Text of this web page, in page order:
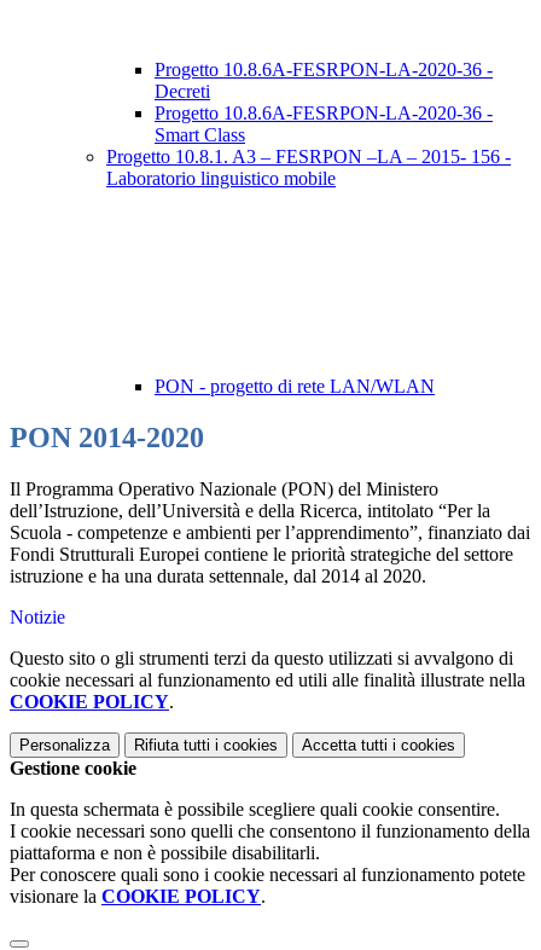
Progetto 10.8.6A-FESRPON-LA-2020-36 -
Decreti
Progetto 10.8.6A-FESRPON-LA-2020-36 -
Smart Class
Progetto 10.8.1. A3 – FESRPON –LA – 2015- 156 -
Laboratorio linguistico mobile
PON - progetto di rete LAN/WLAN
PON 2014-2020
Il Programma Operativo Nazionale (PON) del Ministero
dell’Istruzione, dell’Università e della Ricerca, intitolato “Per la
Scuola - competenze e ambienti per l’apprendimento”, finanziato dai
Fondi Strutturali Europei contiene le priorità strategiche del settore
istruzione e ha una durata settennale, dal 2014 al 2020.
Notizie
Questo sito o gli strumenti terzi da questo utilizzati si avvalgono di
cookie necessari al funzionamento ed utili alle finalità illustrate nella
COOKIE POLICY.
Personalizza Rifiuta tutti i cookies Accetta tutti i cookies
Gestione cookie
In questa schermata è possibile scegliere quali cookie consentire.
I cookie necessari sono quelli che consentono il funzionamento della
piattaforma e non è possibile disabilitarli.
Per conoscere quali sono i cookie necessari al funzionamento potete
visionare la COOKIE POLICY.